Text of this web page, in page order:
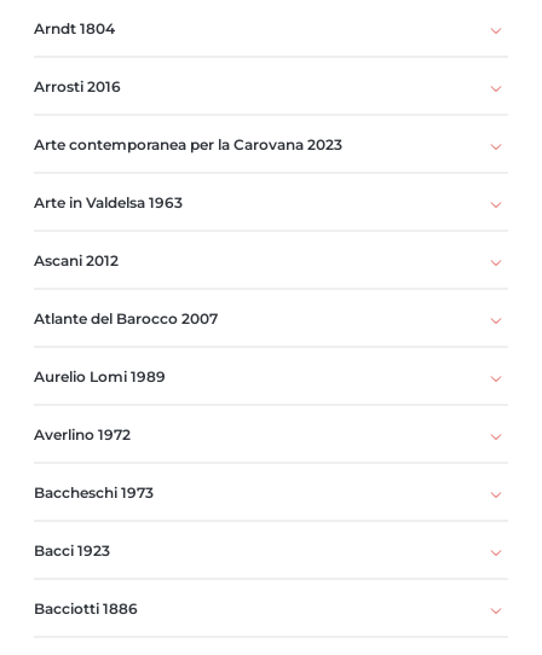
Arndt 1804
Arrosti 2016
Arte contemporanea per la Carovana 2023
Arte in Valdelsa 1963
Ascani 2012
Atlante del Barocco 2007
Aurelio Lomi 1989
Averlino 1972
Baccheschi 1973
Bacci 1923
Bacciotti 1886